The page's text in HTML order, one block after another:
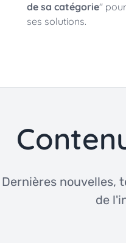
de sa catégorie" pour
ses solutions.
Dernières nouvelles,
de